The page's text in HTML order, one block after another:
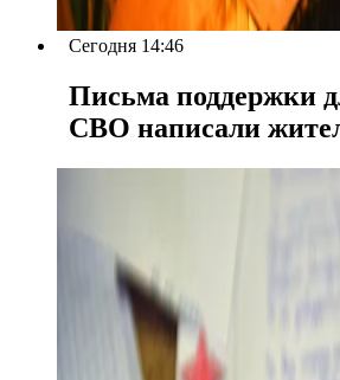
Сегодня 14:46
Письма поддержки
СВО написали